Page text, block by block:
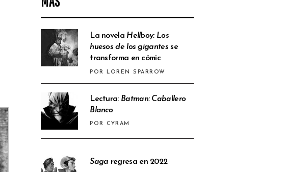
La novela Hellboy: Los
huesos de los gigantesse
transforma en cómic
POR LOREN SPARROW
Lectura: Batman: Caballero
Blanco
POR CYRAM
Saga regresa en 2022